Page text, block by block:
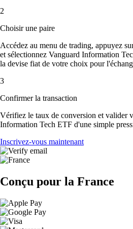
2
Choisir une paire
Accédez au menu de trading, appuyez
et sélectionnez Vanguard Information
la devise fiat de votre choix pour
3
Confirmer la transaction
Vérifiez le taux de conversion et valider
Information Tech ETF d'une simple
Inscrivez-vous maintenant
Conçu pour la France